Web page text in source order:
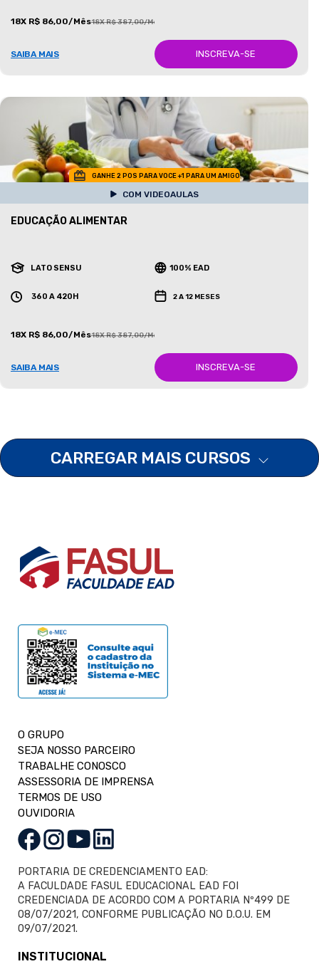
18X R$ 86,00/Mês18X R$ 387,00/Mês
SAIBA MAIS INSCREVA-SE
GANHE 2 POS PARA VOCE +1 PARA UM AMIGO
COM VIDEOAULAS
EDUCAÇÃO ALIMENTAR
LATO SENSU 100% EAD
360 A 420H 2 A 12 MESES
18X R$ 86,00/Mês18X R$ 387,00/Mês
SAIBA MAIS INSCREVA-SE
CARREGAR MAIS CURSOS
O GRUPO
SEJA NOSSO PARCEIRO
TRABALHE CONOSCO
ASSESSORIA DE IMPRENSA
TERMOS DE USO
OUVIDORIA
PORTARIA DE CREDENCIAMENTO EAD:
A FACULDADE FASUL EDUCACIONAL EAD FOI
CREDENCIADA DE ACORDO COM A PORTARIA Nº499 DE
08/07/2021, CONFORME PUBLICAÇÃO NO D.O.U. EM
09/07/2021.
INSTITUCIONAL